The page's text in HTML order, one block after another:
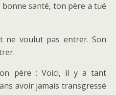
bonne santé, ton père a tué
ne voulut pas entrer. Son
père : Voici, il y a tant
avoir jamais transgressé